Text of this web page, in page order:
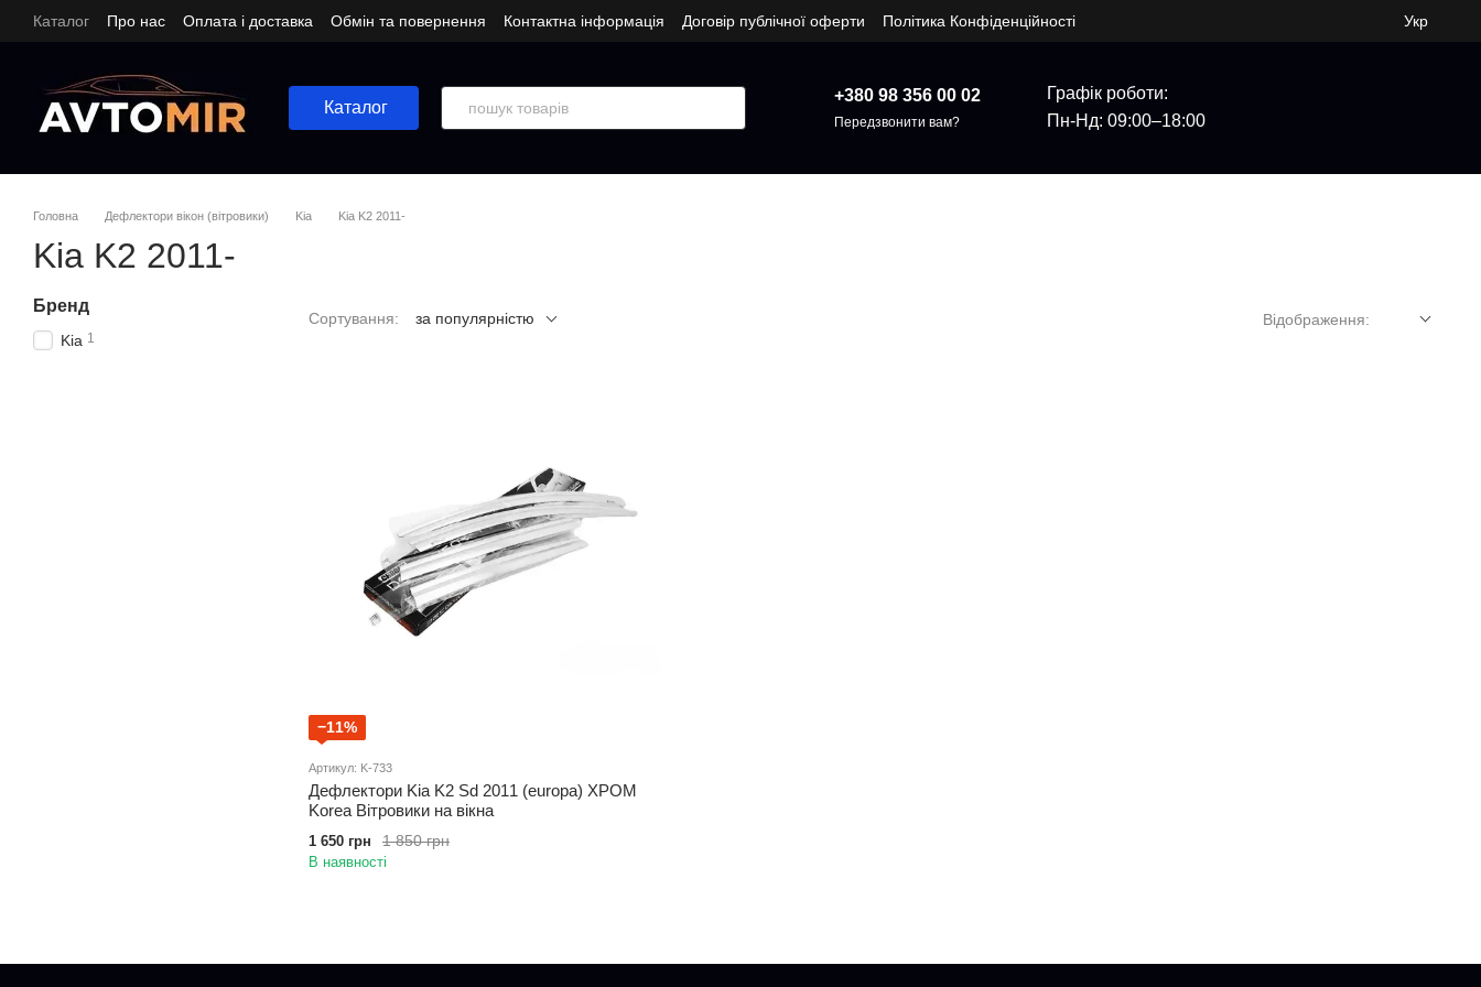
Перейти до основного контенту
Каталог Про нас Оплата і доставка Обмін та повернення Контактна інформація Договір публічної оферти Політика Конфіденційності Укр
Каталог
+380 98 356 00 02
Передзвонити вам?
Графік роботи:
Пн-Нд: 09:00–18:00
Головна Дефлектори вікон (вітровики) Kia Kia K2 2011-
Kia K2 2011-
Сортування: за популярністю Відображення:
−11%
Артикул: K-733
Дефлектори Kia K2 Sd 2011 (europa) ХРОМ
Korea Вітровики на вікна
1 850 грн
1 650 грн
В наявності
Бренд
Kia 1